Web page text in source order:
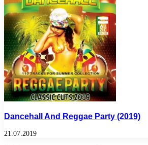
Dancehall And Reggae Party (2019)
21.07.2019